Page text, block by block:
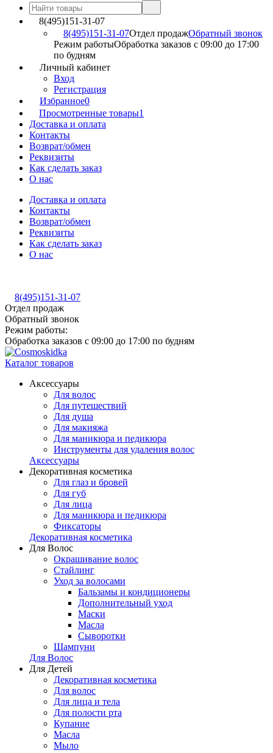
8(495)151-31-07
8(495)151-31-07Отдел продажОбратный звонок
Режим работыОбработка заказов с 09:00 до 17:00
по будням
Личный кабинет
Вход
Регистрация
Избранное0
Просмотренные товары1
Доставка и оплата
Контакты
Возврат/обмен
Реквизиты
Как сделать заказ
О нас
Доставка и оплата
Контакты
Возврат/обмен
Реквизиты
Как сделать заказ
О нас
8(495)151-31-07
Отдел продаж
Обратный звонок
Режим работы:
Обработка заказов с 09:00 до 17:00 по будням
Каталог товаров
Аксессуары
Для волос
Для путешествий
Для душа
Для макияжа
Для маникюра и педикюра
Инструменты для удаления волос
Аксессуары
Декоративная косметика
Для глаз и бровей
Для губ
Для лица
Для маникюра и педикюра
Фиксаторы
Декоративная косметика
Для Волос
Окрашивание волос
Стайлинг
Уход за волосами
Бальзамы и кондиционеры
Дополнительный уход
Маски
Масла
Сыворотки
Шампуни
Для Волос
Для Детей
Декоративная косметика
Для волос
Для лица и тела
Для полости рта
Купание
Масла
Мыло